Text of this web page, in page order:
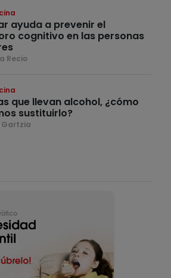
ayuda a prevenir el
cognitivo en las personas
Recio
que llevan alcohol, ¿cómo
sustituirlo?
Gartzia